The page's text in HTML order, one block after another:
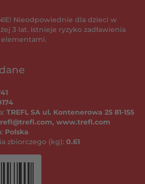
Nieodpowiednie dla dzieci w
3 lat. Istnieje ryzyko zadławienia
elementami.
TREFL SA ul. Kontenerowa 25 81-155
www.trefl.com
Polska
zbiorczego (kg): 0.61